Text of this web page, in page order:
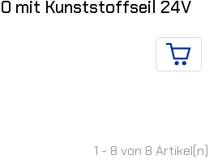
mit Kunststoffseil 24V
IN
1 - 8 von 8 Artikel(n)